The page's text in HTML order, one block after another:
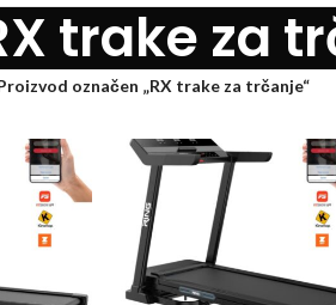
trake za
označen „RX trake za trčanje“